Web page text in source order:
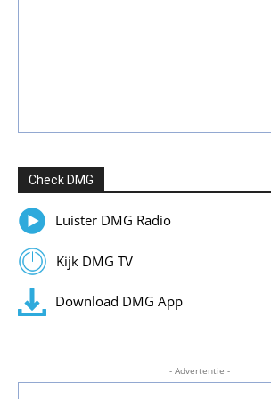
Check DMG
Luister DMG Radio
Kijk DMG TV
Download DMG App
- Advertentie -